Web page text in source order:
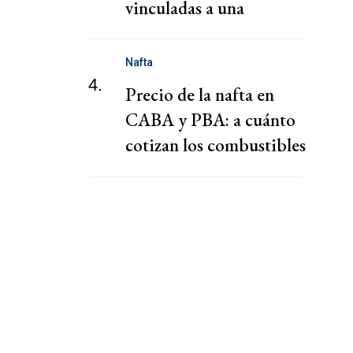
vinculadas a una
de migrantes
4.
Nafta
Precio de la nafta en
CABA y PBA: a cuánto
cotizan los combustibles